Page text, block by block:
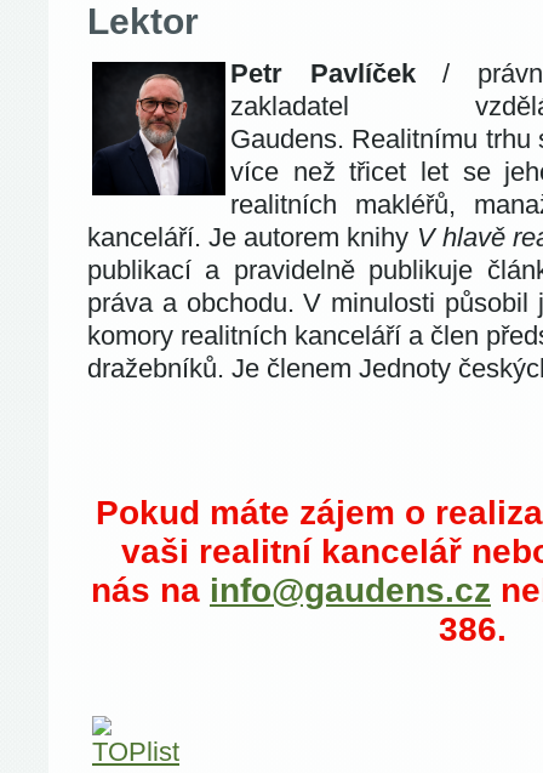
Lektor
Petr Pavlíček/
zakladatel
Gaudens. Realitnímu
více než třicet let se
realitních makléřů,
kanceláří. Je autorem knihy V hlavě
publikací a pravidelně publikuje
práva a obchodu. V minulosti působil
komory realitních kanceláří a člen
dražebníků. Je členem Jednoty
Pokud máte zájem o
vaši realitní kancelář
nás na info@gaudens.cz
386.